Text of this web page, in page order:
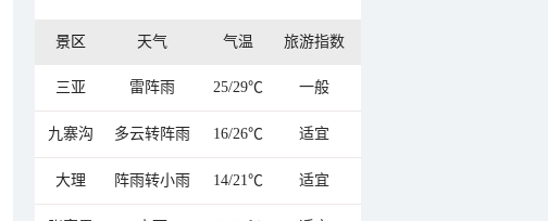
景区 天气 气温 旅游指数
三亚 雷阵雨 25/29℃ 一般
九寨沟 多云转阵雨 16/26℃ 适宜
大理 阵雨转小雨 14/21℃ 适宜